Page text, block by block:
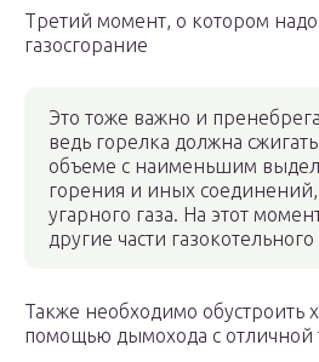
Третий момент, о котором надо
газосгорание
Это тоже важно и
ведь горелка должна
объеме с наименьшим
горения и иных соединений,
угарного газа. На этот
другие части
Также необходимо обустроить
помощью дымохода с отличной